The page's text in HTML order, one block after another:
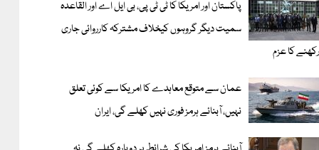
پاکستان اور امریکا کا ٹی ٹی پی، بی ایل اے اور القاعدہ
سمیت دیگر گروہوں کیخلاف مشترکہ کارروائی جاری
رکھنے کا عزم
عمان سے متوقع معاہدے کا امریکا سے کوئی تعلق
نہیں، آبنائے ہرمز فوری نہیں کھلے گی، ایران